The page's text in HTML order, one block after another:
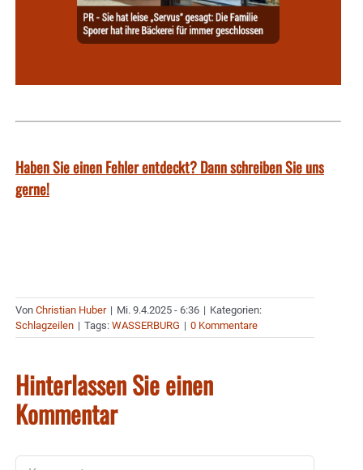
Haben Sie einen Fehler entdeckt? Dann schreiben Sie uns
gerne!
Von Christian Huber | Mi. 9.4.2025 - 6:36 | Kategorien:
Schlagzeilen | Tags: WASSERBURG | 0 Kommentare
Hinterlassen Sie einen
Kommentar